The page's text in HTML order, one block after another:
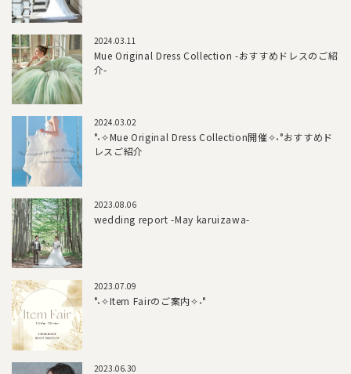
2024.03.11
Mue Original Dress Collection -おすすめドレスのご紹
介-
2024.03.02
°˖✧Mue Original Dress Collection開催✧˖°おすすめド
レスご紹介
2023.08.06
wedding report -May karuizawa-
2023.07.09
°˖✧Item Fairのご案内✧˖°
2023.06.30